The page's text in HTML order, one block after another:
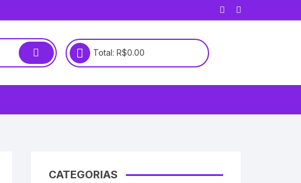
Total: R$0.00
CATEGORIAS